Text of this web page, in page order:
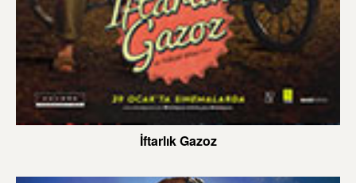
İftarlık Gazoz